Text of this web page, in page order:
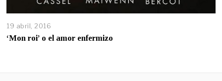
19 abril, 2016
‘Mon roi’ o el amor enfermizo